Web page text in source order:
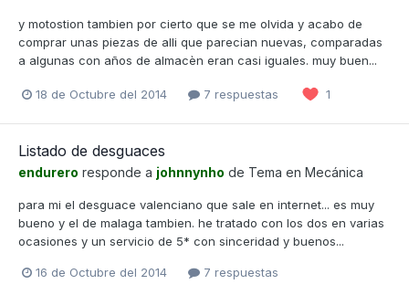
y motostion tambien por cierto que se me olvida y acabo de
comprar unas piezas de alli que parecian nuevas, comparadas
a algunas con años de almacèn eran casi iguales. muy buen...
18 de Octubre del 2014 7 respuestas 1
Listado de desguaces
endurero responde a johnnynho de Tema en Mecánica
para mi el desguace valenciano que sale en internet... es muy
bueno y el de malaga tambien. he tratado con los dos en varias
ocasiones y un servicio de 5* con sinceridad y buenos...
16 de Octubre del 2014 7 respuestas